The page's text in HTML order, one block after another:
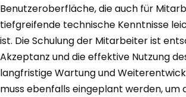
Benutzeroberfläche, die auch für
tiefgreifende technische Kenntnisse
ist. Die Schulung der Mitarbeiter ist
Akzeptanz und die effektive Nutzung
langfristige Wartung und
muss ebenfalls eingeplant werden, um